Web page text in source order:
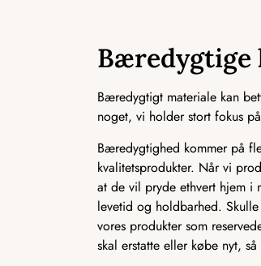
Bæredygtigt materiale kan
noget, vi holder stort fokus
Bæredygtighed kommer på
kvalitetsprodukter. Når vi
at de vil pryde ethvert hjem
levetid og holdbarhed.
vores produkter som
skal erstatte eller købe nyt,